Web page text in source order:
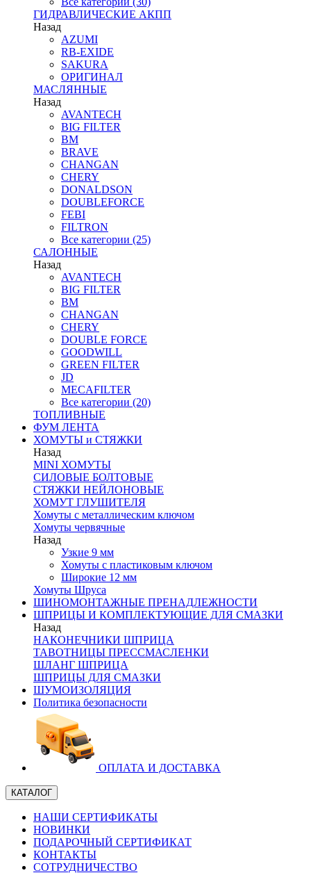
ГИДРАВЛИЧЕСКИЕ АКПП
Назад
AZUMI
RB-EXIDE
SAKURA
ОРИГИНАЛ
МАСЛЯННЫЕ
Назад
AVANTECH
BIG FILTER
BM
BRAVE
CHANGAN
CHERY
DONALDSON
DOUBLEFORCE
FEBI
FILTRON
Все категории (25)
САЛОННЫЕ
Назад
AVANTECH
BIG FILTER
BM
CHANGAN
CHERY
DOUBLE FORCE
GOODWILL
GREEN FILTER
JD
MECAFILTER
Все категории (20)
ТОПЛИВНЫЕ
ФУМ ЛЕНТА
ХОМУТЫ и СТЯЖКИ
Назад
MINI ХОМУТЫ
СИЛОВЫЕ БОЛТОВЫЕ
СТЯЖКИ НЕЙЛОНОВЫЕ
ХОМУТ ГЛУШИТЕЛЯ
Хомуты с металлическим ключом
Хомуты червячные
Назад
Узкие 9 мм
Хомуты с пластиковым ключом
Широкие 12 мм
Хомуты Шруса
ШИНОМОНТАЖНЫЕ ПРЕНАДЛЕЖНОСТИ
ШПРИЦЫ И КОМПЛЕКТУЮЩИЕ ДЛЯ СМАЗКИ
Назад
НАКОНЕЧНИКИ ШПРИЦА
ТАВОТНИЦЫ ПРЕССМАСЛЕНКИ
ШЛАНГ ШПРИЦА
ШПРИЦЫ ДЛЯ СМАЗКИ
ШУМОИЗОЛЯЦИЯ
Политика безопасности
ОПЛАТА И ДОСТАВКА
КАТАЛОГ
НАШИ СЕРТИФИКАТЫ
НОВИНКИ
ПОДАРОЧНЫЙ СЕРТИФИКАТ
КОНТАКТЫ
СОТРУДНИЧЕСТВО